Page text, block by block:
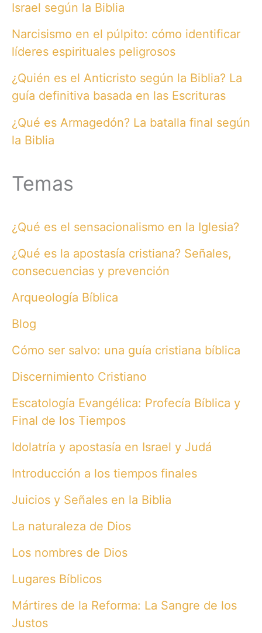
Israel según la Biblia
Narcisismo en el púlpito: cómo identificar
líderes espirituales peligrosos
¿Quién es el Anticristo según la Biblia? La
guía definitiva basada en las Escrituras
¿Qué es Armagedón? La batalla final según
la Biblia
Temas
¿Qué es el sensacionalismo en la Iglesia?
¿Qué es la apostasía cristiana? Señales,
consecuencias y prevención
Arqueología Bíblica
Blog
Cómo ser salvo: una guía cristiana bíblica
Discernimiento Cristiano
Escatología Evangélica: Profecía Bíblica y
Final de los Tiempos
Idolatría y apostasía en Israel y Judá
Introducción a los tiempos finales
Juicios y Señales en la Biblia
La naturaleza de Dios
Los nombres de Dios
Lugares Bíblicos
Mártires de la Reforma: La Sangre de los
Justos